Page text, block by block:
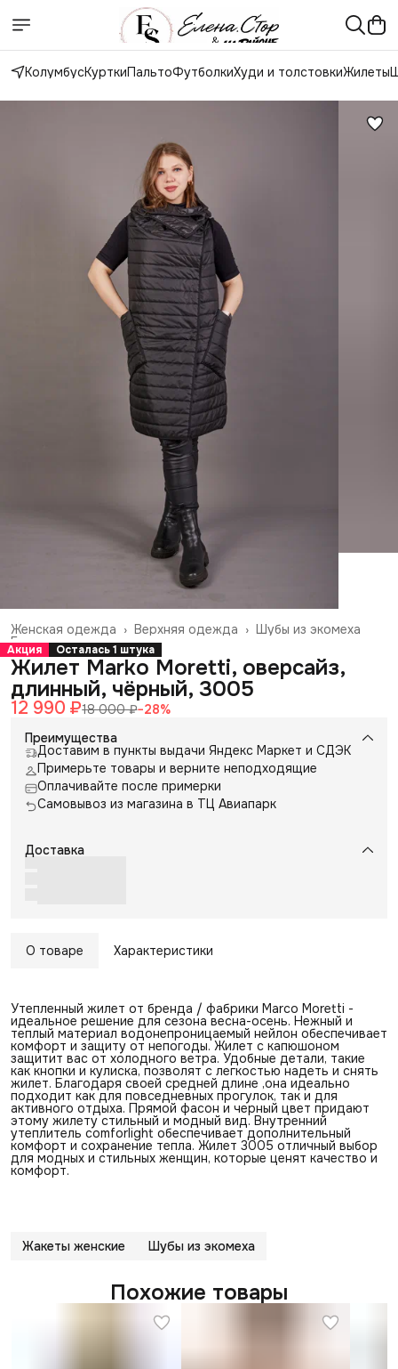
КолумбусКурткиПальтоФутболкиХуди и толстовкиЖилеты
Шубы из экомеха
Верхняя одежда ›
Женская одежда ›
Главная ›
Акция Осталась 1 штука
Жилет Marko Moretti, оверсайз,
длинный, чёрный, 3005
12 990 ₽18 000 ₽−28%
Преимущества
Доставим в пункты выдачи Яндекс Маркет и СДЭК
Примерьте товары и верните неподходящие
Оплачивайте после примерки
Самовывоз из магазина в ТЦ Авиапарк
Доставка
О товаре Характеристики
Утепленный жилет от бренда / фабрики Marco Moretti -
идеальное решение для сезона весна-осень. Нежный и
теплый материал водонепроницаемый нейлон обеспечивает
комфорт и защиту от непогоды. Жилет с капюшоном
защитит вас от холодного ветра. Удобные детали, такие
как кнопки и кулиска, позволят с легкостью надеть и снять
жилет. Благодаря своей средней длине ,она идеально
подходит как для повседневных прогулок, так и для
активного отдыха. Прямой фасон и черный цвет придают
этому жилету стильный и модный вид. Внутренний
утеплитель comforlight обеспечивает дополнительный
комфорт и сохранение тепла. Жилет 3005 отличный выбор
для модных и стильных женщин, которые ценят качество и
комфорт.
Жакеты женские Шубы из экомеха
Похожие товары